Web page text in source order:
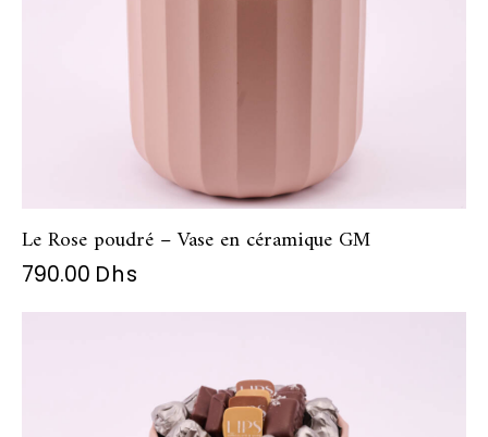
Le Rose poudré – Vase en céramique GM
790.00 Dhs